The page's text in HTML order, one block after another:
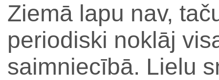
Ziemā lapu nav,
periodiski noklāj
saimniecībā. Lielu